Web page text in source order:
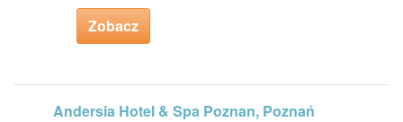
Zobacz
Andersia Hotel & Spa Poznan, Poznań